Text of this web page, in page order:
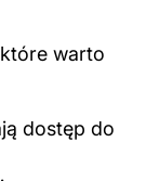
warto
dostęp do